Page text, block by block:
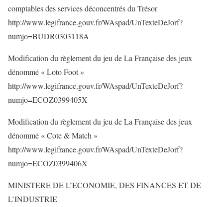
comptables des services déconcentrés du Trésor
http://www.legifrance.gouv.fr/WAspad/UnTexteDeJorf?
numjo=BUDR0303118A
Modification du règlement du jeu de La Française des jeux
dénommé « Loto Foot »
http://www.legifrance.gouv.fr/WAspad/UnTexteDeJorf?
numjo=ECOZ0399405X
Modification du règlement du jeu de La Française des jeux
dénommé « Cote & Match »
http://www.legifrance.gouv.fr/WAspad/UnTexteDeJorf?
numjo=ECOZ0399406X
MINISTERE DE L’ECONOMIE, DES FINANCES ET DE
L’INDUSTRIE